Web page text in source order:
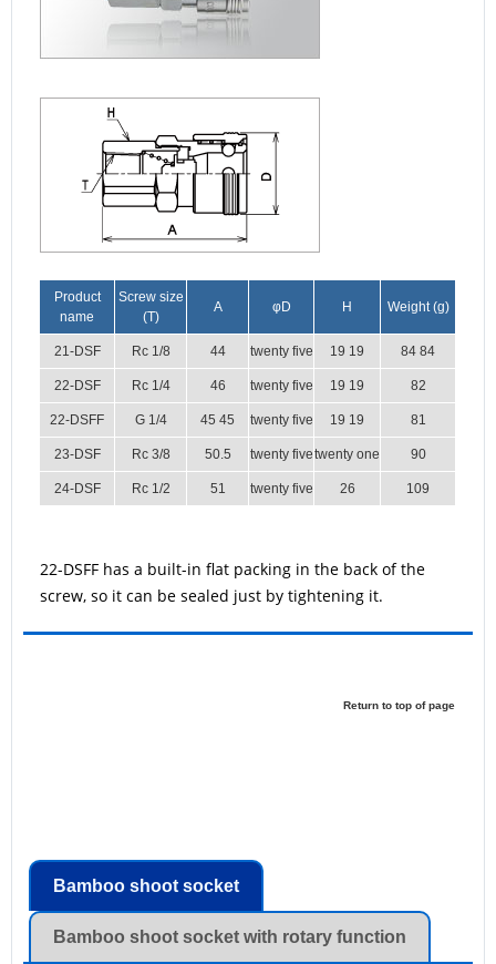
Product
name
Screw size
(T)
A φD H Weight (g)
21-DSF Rc 1/8 44 twenty five 19 19 84 84
22-DSF Rc 1/4 46 twenty five 19 19 82
22-DSFF G 1/4 45 45 twenty five 19 19 81
23-DSF Rc 3/8 50.5 twenty fivetwenty one 90
24-DSF Rc 1/2 51 twenty five 26 109
22-DSFF has a built-in flat packing in the back of the
screw, so it can be sealed just by tightening it.
Return to top of page
Bamboo shoot socket
Bamboo shoot socket with rotary function